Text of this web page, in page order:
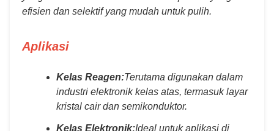
efisien dan selektif yang mudah untuk pulih.
Aplikasi
Kelas Reagen:Terutama digunakan dalam
industri elektronik kelas atas, termasuk layar
kristal cair dan semikonduktor.
Kelas Elektronik:Ideal untuk aplikasi di